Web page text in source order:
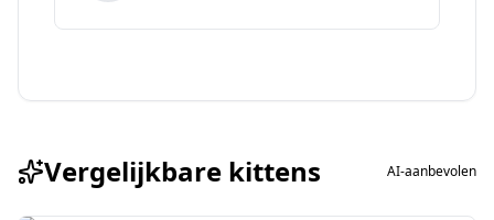
Vergelijkbare kittens AI-aanbevolen